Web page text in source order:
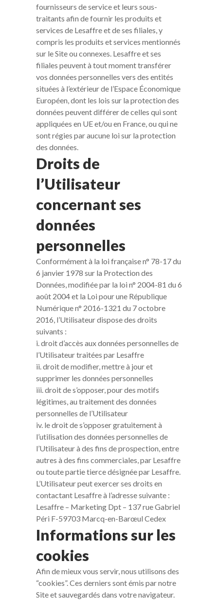
fournisseurs de service et leurs sous-
traitants afin de fournir les produits et
services de Lesaffre et de ses filiales, y
compris les produits et services mentionnés
sur le Site ou connexes. Lesaffre et ses
filiales peuvent à tout moment transférer
vos données personnelles vers des entités
situées à l’extérieur de l’Espace Économique
Européen, dont les lois sur la protection des
données peuvent différer de celles qui sont
appliquées en UE et/ou en France, ou qui ne
sont régies par aucune loi sur la protection
des données.
Droits de
l’Utilisateur
concernant ses
données
personnelles
Conformément à la loi française n° 78-17 du
6 janvier 1978 sur la Protection des
Données, modifiée par la loi n° 2004-81 du 6
août 2004 et la Loi pour une République
Numérique n° 2016-1321 du 7 octobre
2016, l’Utilisateur dispose des droits
suivants :
i. droit d’accès aux données personnelles de
l’Utilisateur traitées par Lesaffre
ii. droit de modifier, mettre à jour et
supprimer les données personnelles
iii. droit de s’opposer, pour des motifs
légitimes, au traitement des données
personnelles de l’Utilisateur
iv. le droit de s’opposer gratuitement à
l’utilisation des données personnelles de
l’Utilisateur à des fins de prospection, entre
autres à des fins commerciales, par Lesaffre
ou toute partie tierce désignée par Lesaffre.
L’Utilisateur peut exercer ses droits en
contactant Lesaffre à l’adresse suivante :
Lesaffre – Marketing Dpt – 137 rue Gabriel
Péri F-59703 Marcq-en-Barœul Cedex
Informations sur les
cookies
Afin de mieux vous servir, nous utilisons des
“cookies”. Ces derniers sont émis par notre
Site et sauvegardés dans votre navigateur.